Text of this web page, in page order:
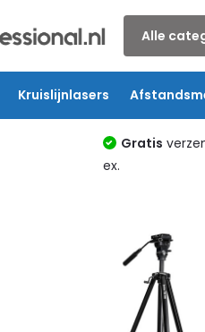
Alle
Kruislijnlasers
Gratis
ex.